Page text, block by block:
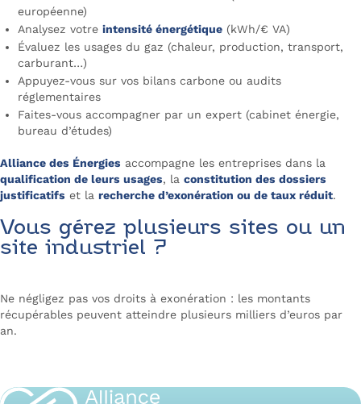
européenne)
Analysez votre intensité énergétique (kWh/€ VA)
Évaluez les usages du gaz (chaleur, production, transport,
carburant…)
Appuyez-vous sur vos bilans carbone ou audits
réglementaires
Faites-vous accompagner par un expert (cabinet énergie,
bureau d’études)
Alliance des Énergies accompagne les entreprises dans la
qualification de leurs usages, la constitution des dossiers
justificatifs et la recherche d’exonération ou de taux réduit.
Vous gérez plusieurs sites ou un
site industriel ?
Ne négligez pas vos droits à exonération : les montants
récupérables peuvent atteindre plusieurs milliers d’euros par
an.